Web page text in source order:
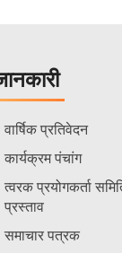
वार्षिक प्रतिवेदन
कार्यक्रम पंचांग
त्वरक प्रयोगकर्ता
प्रस्ताव
समाचार पत्रक